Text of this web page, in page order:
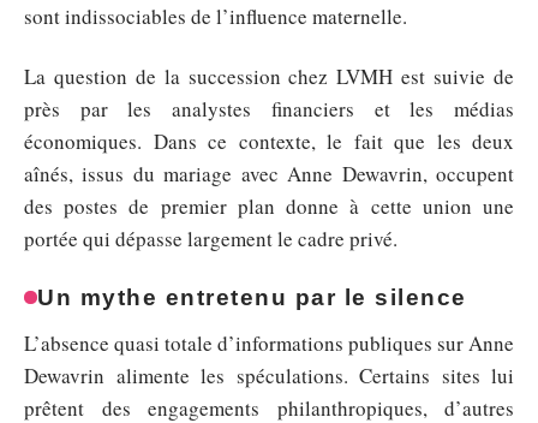
sont indissociables de l’influence maternelle.
La question de la succession chez LVMH est suivie de
près par les analystes financiers et les médias
économiques. Dans ce contexte, le fait que les deux
aînés, issus du mariage avec Anne Dewavrin, occupent
des postes de premier plan donne à cette union une
portée qui dépasse largement le cadre privé.
Un mythe entretenu par le silence
L’absence quasi totale d’informations publiques sur Anne
Dewavrin alimente les spéculations. Certains sites lui
prêtent des engagements philanthropiques, d’autres